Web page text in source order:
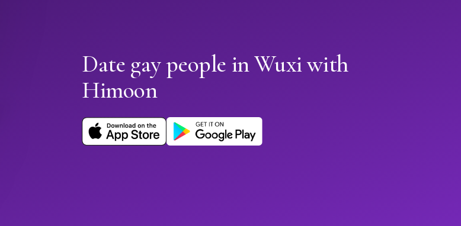
Date gay people in Wuxi with
Himoon